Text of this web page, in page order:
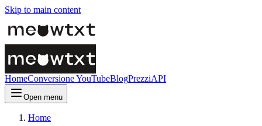
Skip to main content
HomeConversione YouTubeBlogPrezziAPI
Open menu
Home